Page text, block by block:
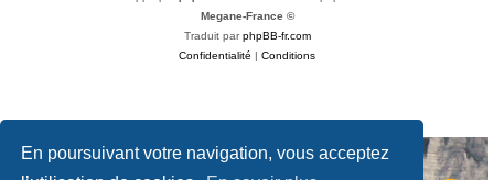
En poursuivant votre navigation, vous acceptez
Megane-France ©
Traduit parphpBB-fr.com
Confidentialité | Conditions